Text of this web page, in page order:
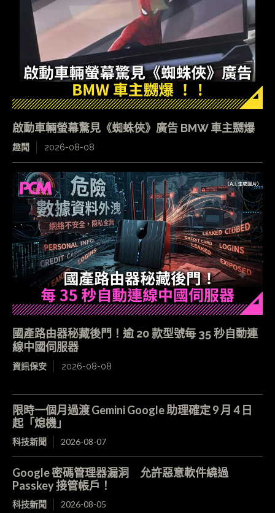
啟動車輛螢幕驚見《蜘蛛俠》廣告 BMW 車主嬲爆
趣聞 2026-08-08
國產路由器秘藏後門！逾 20 款型號每 35 秒自動連
線中國伺服器
資訊保安 2026-08-08
限時一個月過渡 Gemini Google 助理確定 9 月 4 日
起「熄機」
科技新聞 2026-08-07
Google 密碼管理器漏洞 允許惡意軟件繞過
Passkey 接管帳戶！
科技新聞 2026-08-05